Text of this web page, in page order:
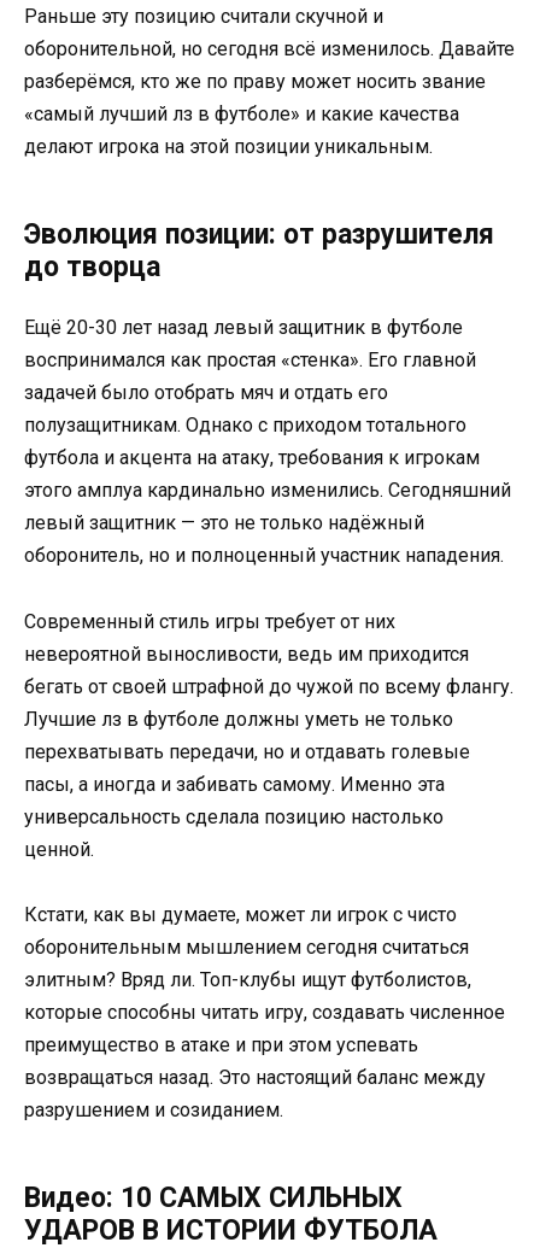
Раньше эту позицию считали скучной и
оборонительной, но сегодня всё изменилось. Давайте
разберёмся, кто же по праву может носить звание
«самый лучший лз в футболе» и какие качества
делают игрока на этой позиции уникальным.
Эволюция позиции: от разрушителя
до творца
Ещё 20-30 лет назад левый защитник в футболе
воспринимался как простая «стенка». Его главной
задачей было отобрать мяч и отдать его
полузащитникам. Однако с приходом тотального
футбола и акцента на атаку, требования к игрокам
этого амплуа кардинально изменились. Сегодняшний
левый защитник — это не только надёжный
оборонитель, но и полноценный участник нападения.
Современный стиль игры требует от них
невероятной выносливости, ведь им приходится
бегать от своей штрафной до чужой по всему флангу.
Лучшие лз в футболе должны уметь не только
перехватывать передачи, но и отдавать голевые
пасы, а иногда и забивать самому. Именно эта
универсальность сделала позицию настолько
ценной.
Кстати, как вы думаете, может ли игрок с чисто
оборонительным мышлением сегодня считаться
элитным? Вряд ли. Топ-клубы ищут футболистов,
которые способны читать игру, создавать численное
преимущество в атаке и при этом успевать
возвращаться назад. Это настоящий баланс между
разрушением и созиданием.
Видео: 10 САМЫХ СИЛЬНЫХ
УДАРОВ В ИСТОРИИ ФУТБОЛА